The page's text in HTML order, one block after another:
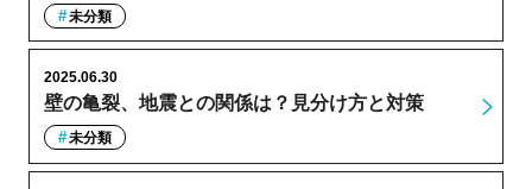
未分類
壁の亀裂、地震との関係は？見分け方と対策
2025.06.30
未分類